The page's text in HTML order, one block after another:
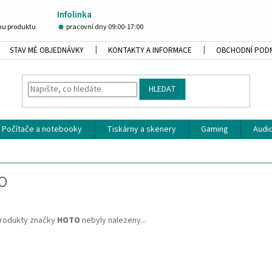
Infolinka
produktu pracovní dny 09:00-17:00
STAV MÉ OBJEDNÁVKY KONTAKTY A INFORMACE OBCHODNÍ
HLEDAT
Počítače a notebooky Tiskárny a skenery Gaming
značky HOTO nebyly nalezeny...